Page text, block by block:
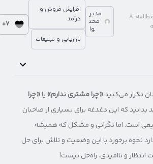
مدیر
محت
افزایش فروش و
درآمد
بازاریابی و تبلیغات
7+
8
تکرار می‌کنید«چرا مشتری ندارم»یا «چرا
بدانید که این دغدغه برای بسیاری از صاحبان
است. اما نگرانی و مشکل که همیشه
نحوه برخورد با این وضعیت و تلاش برای حل
و ناامیدی، راه‌حل نیست!